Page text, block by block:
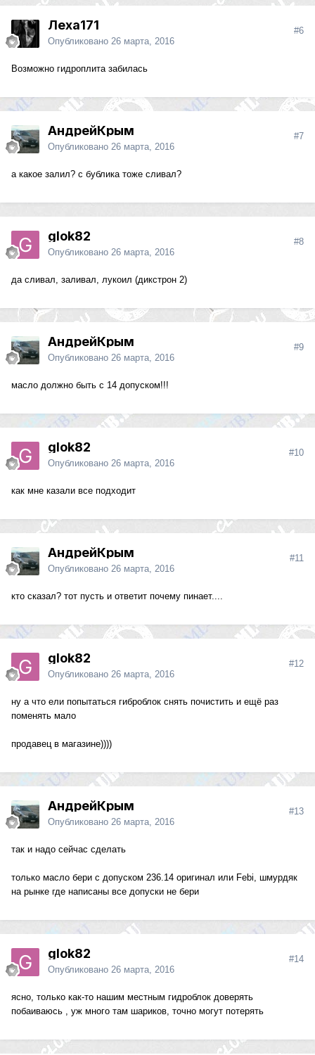
Леха171
Опубликовано 26 марта, 2016
#6
Возможно гидроплита забилась
АндрейКрым
Опубликовано 26 марта, 2016
#7
а какое залил? с бублика тоже сливал?
glok82
Опубликовано 26 марта, 2016
#8
да сливал, заливал, лукоил (дикстрон 2)
АндрейКрым
Опубликовано 26 марта, 2016
#9
масло должно быть с 14 допуском!!!
glok82
Опубликовано 26 марта, 2016
#10
как мне казали все подходит
АндрейКрым
Опубликовано 26 марта, 2016
#11
кто сказал? тот пусть и ответит почему пинает....
glok82
Опубликовано 26 марта, 2016
#12
ну а что ели попытаться гиброблок снять почистить и ещё раз
поменять мало
продавец в магазине))))
АндрейКрым
Опубликовано 26 марта, 2016
#13
так и надо сейчас сделать
только масло бери с допуском 236.14 оригинал или Febi, шмурдяк
на рынке где написаны все допуски не бери
glok82
Опубликовано 26 марта, 2016
#14
ясно, только как-то нашим местным гидроблок доверять
побаиваюсь , уж много там шариков, точно могут потерять